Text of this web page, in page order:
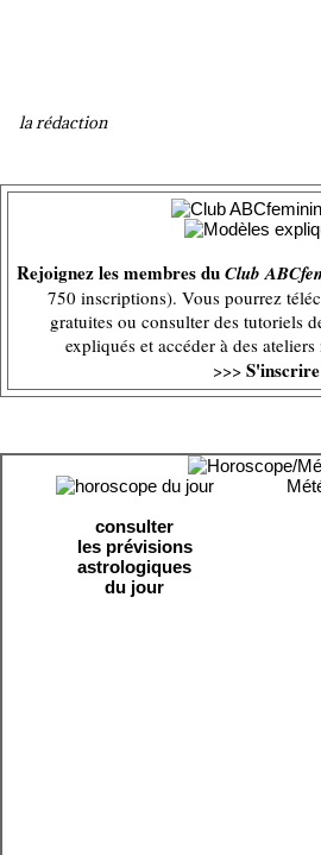
la rédaction
Rejoignez les membres duClub
750 inscriptions). Vous pourrez
gratuites ou consulter des tutoriels
expliqués et accéder à des
>>> S'inscrire
consulter
les prévisions
astrologiques
du jour